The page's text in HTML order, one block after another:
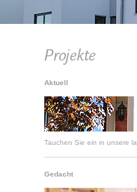
Aktuell
Tauchen Sie ein in unsere
Gedacht